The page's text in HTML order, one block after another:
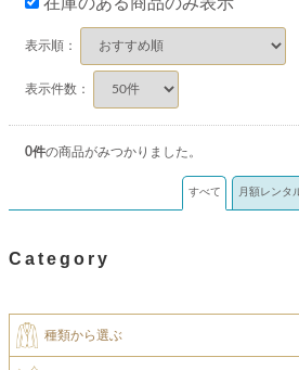
表示順：
表示件数：
0件の商品がみつかりました。
すべて 月額レンタ
Category
種類から選ぶ